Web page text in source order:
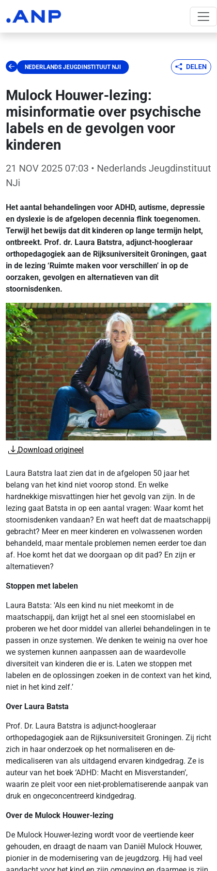
NEDERLANDS JEUGDINSTITUUT NJI DELEN
Mulock Houwer-lezing:
misinformatie over psychische
labels en de gevolgen voor
kinderen
21 NOV 2025 07:03 • Nederlands Jeugdinstituut
NJi
Het aantal behandelingen voor ADHD, autisme, depressie
en dyslexie is de afgelopen decennia flink toegenomen.
Terwijl het bewijs dat dit kinderen op lange termijn helpt,
ontbreekt. Prof. dr. Laura Batstra, adjunct-hoogleraar
orthopedagogiek aan de Rijksuniversiteit Groningen, gaat
in de lezing ‘Ruimte maken voor verschillen’ in op de
oorzaken, gevolgen en alternatieven van dit
stoornisdenken.
Download origineel
Laura Batstra laat zien dat in de afgelopen 50 jaar het
belang van het kind niet voorop stond. En welke
hardnekkige misvattingen hier het gevolg van zijn. In de
lezing gaat Batsta in op een aantal vragen: Waar komt het
stoornisdenken vandaan? En wat heeft dat de maatschappij
gebracht? Meer en meer kinderen en volwassenen worden
behandeld, maar mentale problemen nemen eerder toe dan
af. Hoe komt het dat we doorgaan op dit pad? En zijn er
alternatieven?
Stoppen met labelen
Laura Batsta: 'Als een kind nu niet meekomt in de
maatschappij, dan krijgt het al snel een stoornislabel en
proberen we het door middel van allerlei behandelingen in te
passen in onze systemen. We denken te weinig na over hoe
we systemen kunnen aanpassen aan de waardevolle
diversiteit van kinderen die er is. Laten we stoppen met
labelen en de oplossingen zoeken in de context van het kind,
niet in het kind zelf.’
Over Laura Batsta
Prof. Dr. Laura Batstra is adjunct-hoogleraar
orthopedagogiek aan de Rijksuniversiteit Groningen. Zij richt
zich in haar onderzoek op het normaliseren en de-
medicaliseren van als uitdagend ervaren kindgedrag. Ze is
auteur van het boek ‘ADHD: Macht en Misverstanden’,
waarin ze pleit voor een niet-problematiserende aanpak van
druk en ongeconcentreerd kindgedrag.
Over de Mulock Houwer-lezing
De Mulock Houwer-lezing wordt voor de veertiende keer
gehouden, en draagt de naam van Daniël Mulock Houwer,
pionier in de modernisering van de jeugdzorg. Hij had veel